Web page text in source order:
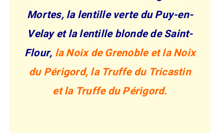
Mortes, la lentille verte du Puy-en-
Velay et la lentille blonde de Saint-
Flour, la Noix de Grenoble et la Noix
du Périgord, la Truffe du Tricastin
et la Truffe du Périgord.